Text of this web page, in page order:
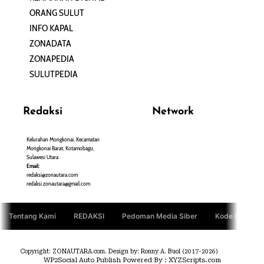
ORANG SULUT
INFO KAPAL
ZONADATA
ZONAPEDIA
SULUTPEDIA
Redaksi
Kelurahan Mongkonai, Kecamatan
Mongkonai Barat, Kotamobagu,
Sulawesi Utara
Email:
redaksi@zonautara.com
redaksi.zonautara@gmail.com
Network
Tentang Kami REDAKSI Pedoman Media Siber Kode Etik
Copyright: ZONAUTARA.com. Design by: Ronny A. Buol (2017-2026)
WP2Social Auto Publish Powered By : XYZScripts.com